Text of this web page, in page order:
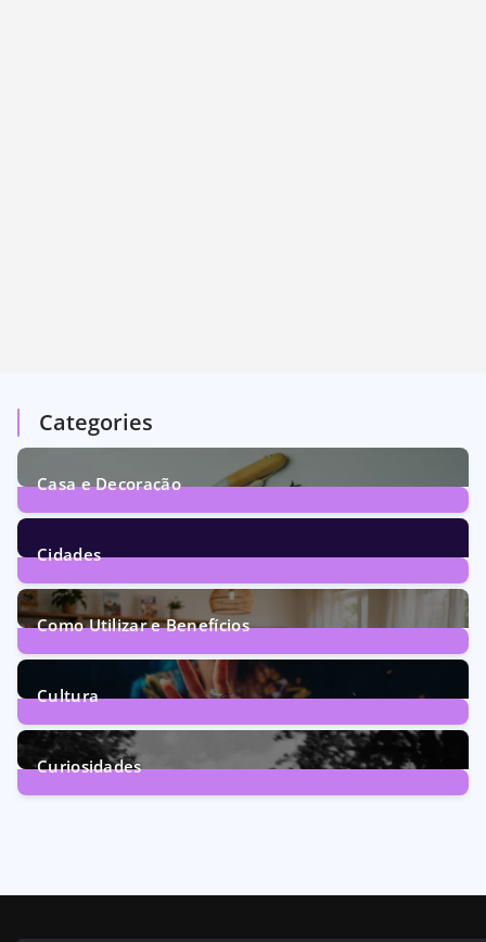
Categories
Casa e Decoração
1Post
Cidades
72Posts
Como Utilizar e Benefícios
160Posts
Cultura
246Posts
Curiosidades